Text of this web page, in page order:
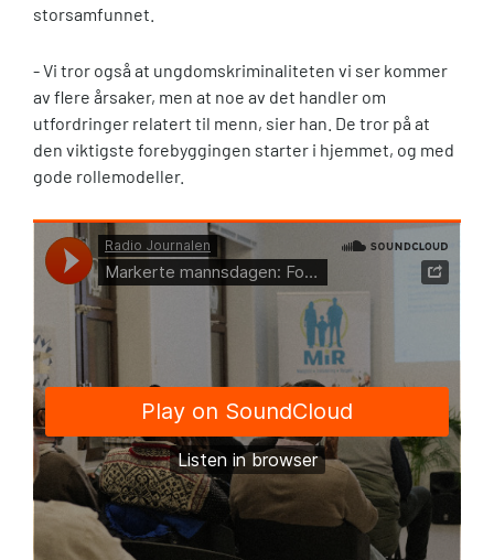
storsamfunnet.
- Vi tror også at ungdomskriminaliteten vi ser kommer
av flere årsaker, men at noe av det handler om
utfordringer relatert til menn, sier han. De tror på at
den viktigste forebyggingen starter i hjemmet, og med
gode rollemodeller.